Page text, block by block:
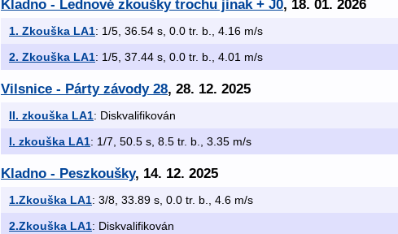
Kladno - Lednové zkoušky trochu jinak + J0, 18. 01. 2026
1. Zkouška LA1: 1/5, 36.54 s, 0.0 tr. b., 4.16 m/s
2. Zkouška LA1: 1/5, 37.44 s, 0.0 tr. b., 4.01 m/s
Vilsnice - Párty závody 28, 28. 12. 2025
II. zkouška LA1: Diskvalifikován
I. zkouška LA1: 1/7, 50.5 s, 8.5 tr. b., 3.35 m/s
Kladno - Peszkoušky, 14. 12. 2025
1.Zkouška LA1: 3/8, 33.89 s, 0.0 tr. b., 4.6 m/s
2.Zkouška LA1: Diskvalifikován